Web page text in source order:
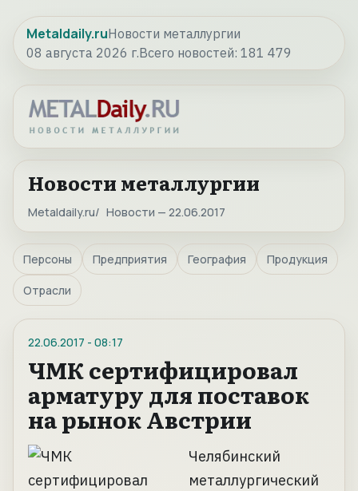
Metaldaily.ruНовости металлургии
08 августа 2026 г.Всего новостей: 181 479
Новости металлургии
Metaldaily.ru Новости — 22.06.2017
Персоны Предприятия География Продукция
Отрасли
22.06.2017 - 08:17
ЧМК сертифицировал
арматуру для поставок
на рынок Австрии
Челябинский
металлургический